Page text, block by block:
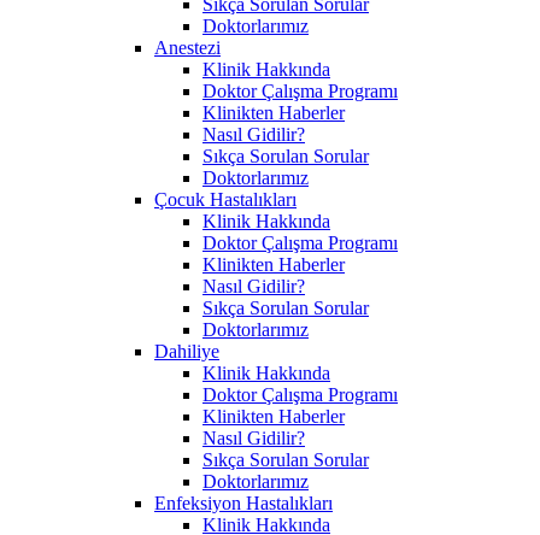
Doktorlarımız
Anestezi
Klinik Hakkında
Doktor Çalışma Programı
Klinikten Haberler
Nasıl Gidilir?
Sıkça Sorulan Sorular
Doktorlarımız
Çocuk Hastalıkları
Klinik Hakkında
Doktor Çalışma Programı
Klinikten Haberler
Nasıl Gidilir?
Sıkça Sorulan Sorular
Doktorlarımız
Dahiliye
Klinik Hakkında
Doktor Çalışma Programı
Klinikten Haberler
Nasıl Gidilir?
Sıkça Sorulan Sorular
Doktorlarımız
Enfeksiyon Hastalıkları
Klinik Hakkında